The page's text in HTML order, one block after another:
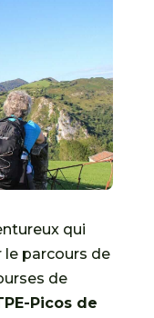
qui
le parcours de
de
Picos de